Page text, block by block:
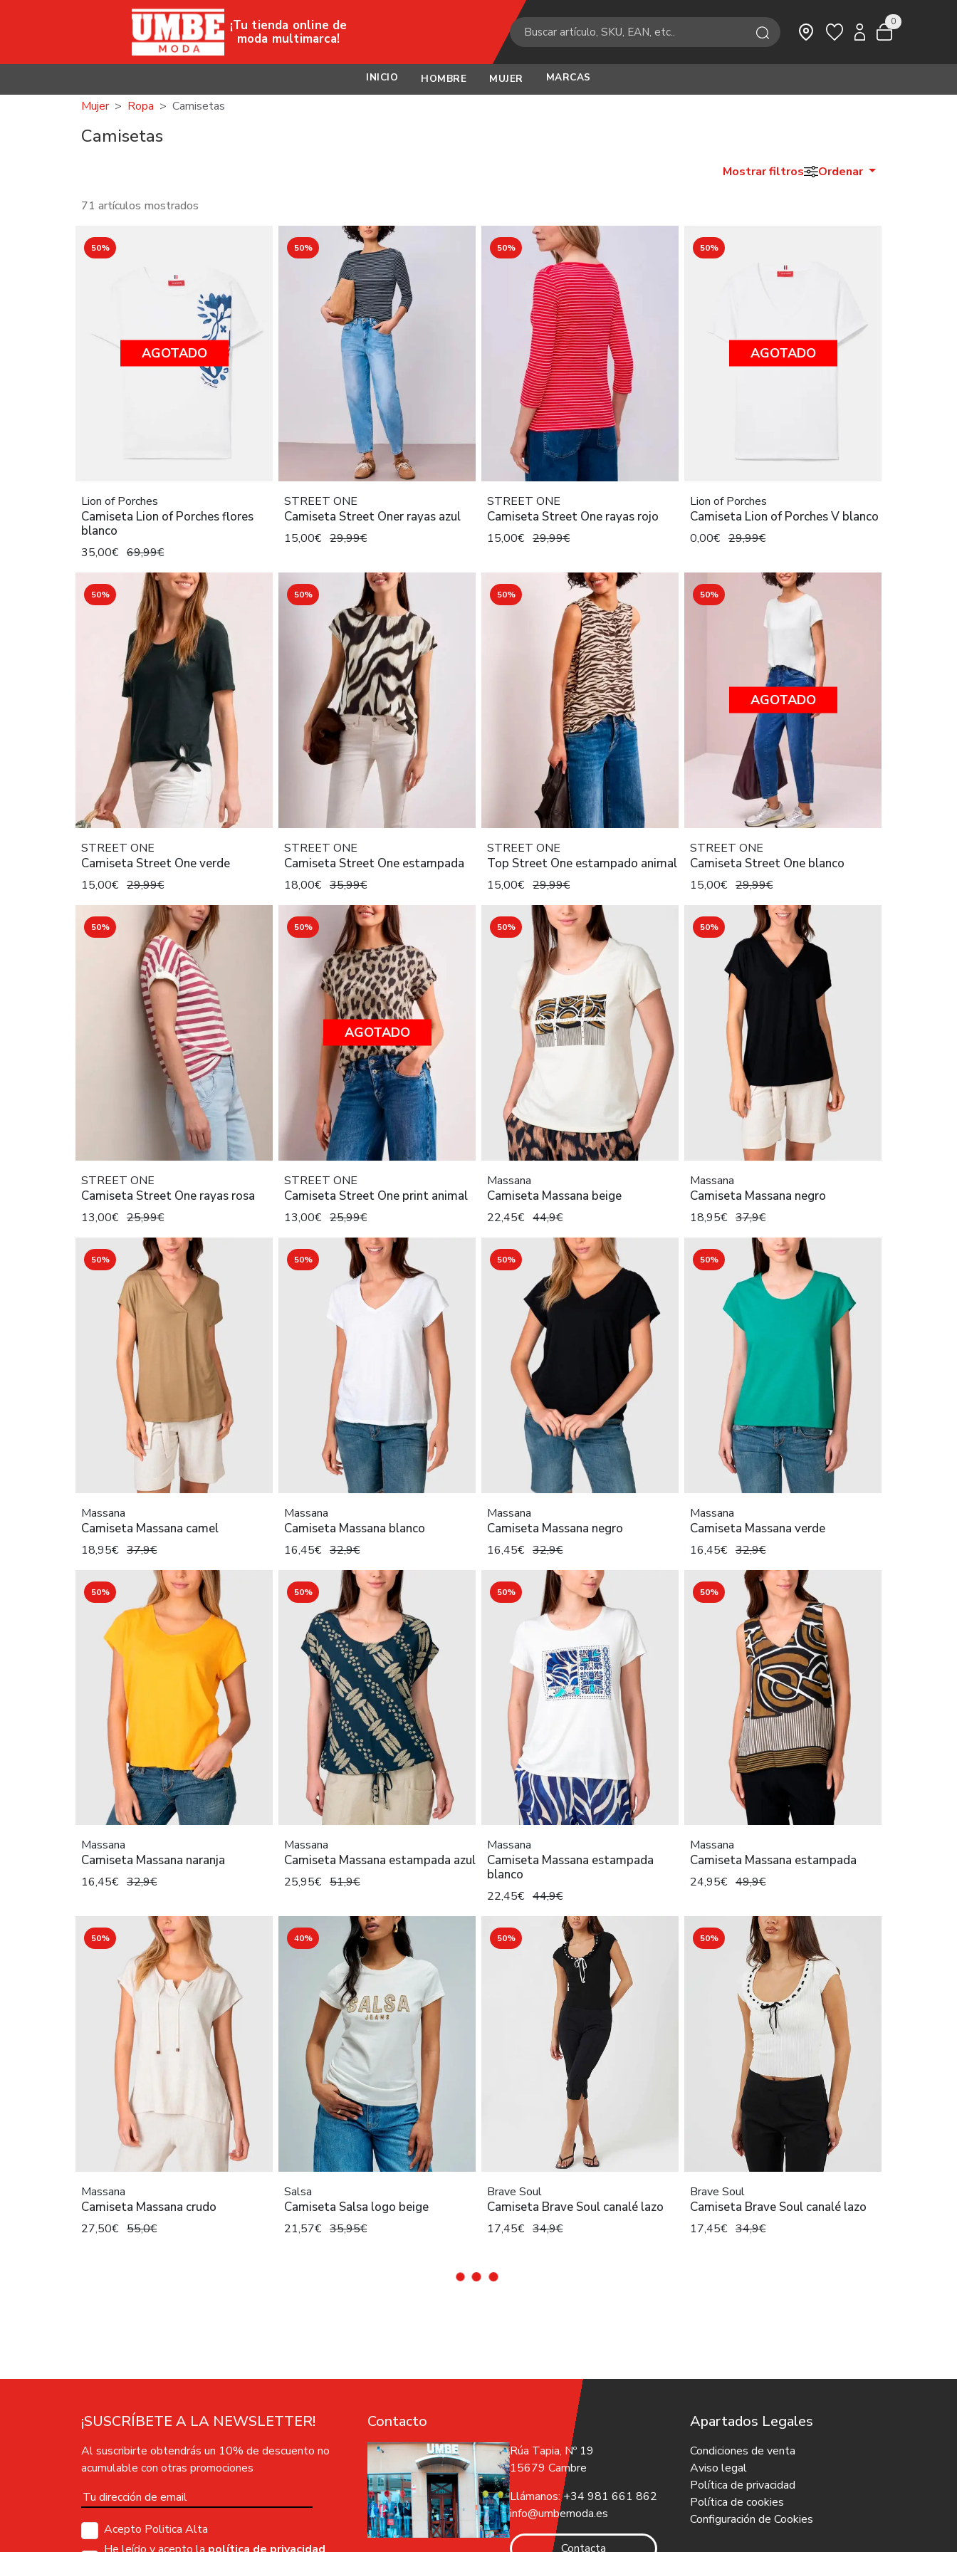
INICIO HOMBRE MUJER MARCAS
¡Tu tienda online de
moda multimarca!
0
Mujer Ropa Camisetas
Camisetas
Mostrar filtros Ordenar
71 artículos mostrados
50%
AGOTADO
Lion of Porches
Camiseta Lion of Porches flores
blanco
35,00€ 69,99€
50%
STREET ONE
Camiseta Street Oner rayas azul
15,00€ 29,99€
50%
STREET ONE
Camiseta Street One rayas rojo
15,00€ 29,99€
50%
AGOTADO
Lion of Porches
Camiseta Lion of Porches V blanco
0,00€ 29,99€
50%
STREET ONE
Camiseta Street One verde
15,00€ 29,99€
50%
STREET ONE
Camiseta Street One estampada
18,00€ 35,99€
50%
STREET ONE
Top Street One estampado animal
15,00€ 29,99€
50%
AGOTADO
STREET ONE
Camiseta Street One blanco
15,00€ 29,99€
50%
STREET ONE
Camiseta Street One rayas rosa
13,00€ 25,99€
50%
AGOTADO
STREET ONE
Camiseta Street One print animal
13,00€ 25,99€
50%
Massana
Camiseta Massana beige
22,45€ 44,9€
50%
Massana
Camiseta Massana negro
18,95€ 37,9€
50%
Massana
Camiseta Massana camel
18,95€ 37,9€
50%
Massana
Camiseta Massana blanco
16,45€ 32,9€
50%
Massana
Camiseta Massana negro
16,45€ 32,9€
50%
Massana
Camiseta Massana verde
16,45€ 32,9€
50%
Massana
Camiseta Massana naranja
16,45€ 32,9€
50%
Massana
Camiseta Massana estampada azul
25,95€ 51,9€
50%
Massana
Camiseta Massana estampada
blanco
22,45€ 44,9€
50%
Massana
Camiseta Massana estampada
24,95€ 49,9€
50%
Massana
Camiseta Massana crudo
27,50€ 55,0€
40%
Salsa
Camiseta Salsa logo beige
21,57€ 35,95€
50%
Brave Soul
Camiseta Brave Soul canalé lazo
17,45€ 34,9€
50%
Brave Soul
Camiseta Brave Soul canalé lazo
17,45€ 34,9€
¡SUSCRÍBETE A LA NEWSLETTER!
Al suscribirte obtendrás un 10% de descuento no
acumulable con otras promociones
Acepto Politica Alta
Contacto
Rúa Tapia, Nº 19
15679 Cambre
Llámanos: +34 981 661 862
info@umbemoda.es
Contacta
Apartados Legales
Condiciones de venta
Aviso legal
Política de privacidad
Política de cookies
Configuración de Cookies